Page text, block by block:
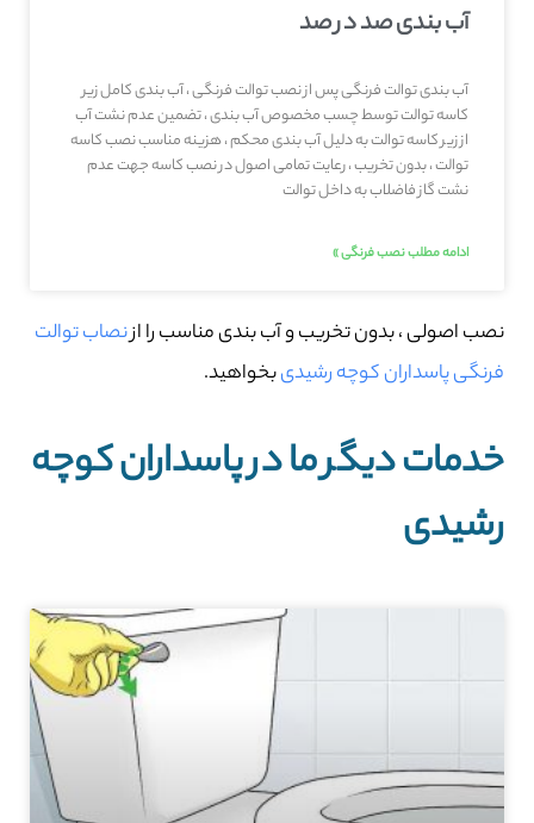
آب بندی صد در صد
آب بندی توالت فرنگی پس از نصب توالت فرنگی ، آب بندی کامل زیر
کاسه توالت توسط چسب مخصوص آب بندی ، تضمین عدم نشت آب
از زیر کاسه توالت به دلیل آب بندی محکم ، هزینه مناسب نصب کاسه
توالت ، بدون تخریب ، رعایت تمامی اصول در نصب کاسه جهت عدم
نشت گاز فاضلاب به داخل توالت
ادامه مطلب نصب فرنگی »
نصب اصولی ، بدون تخریب و آب بندی مناسب را ازنصاب توالت
فرنگی پاسداران کوچه رشیدیبخواهید.
خدمات دیگر ما در پاسداران کوچه
رشیدی